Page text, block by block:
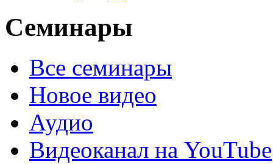
Семинары
Все семинары
Новое видео
Аудио
Видеоканал на YouTube